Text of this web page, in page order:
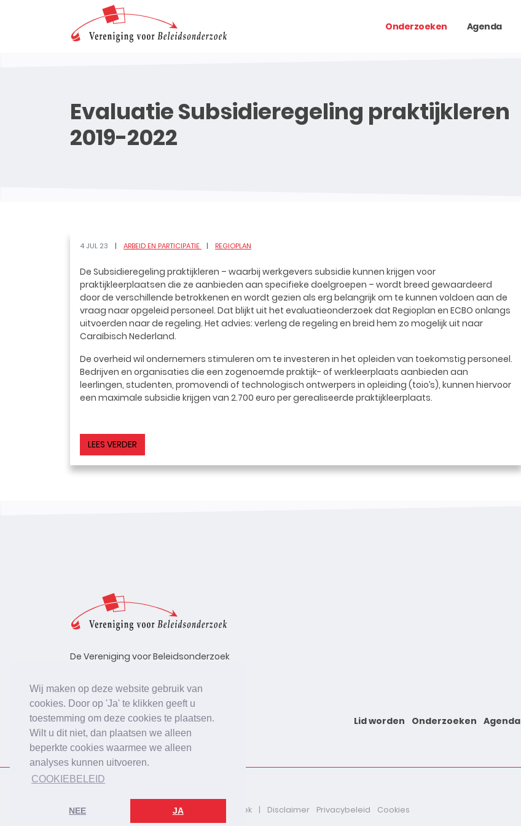
Wij maken op deze website gebruik van
cookies. Door op 'Ja' te klikken geeft u
toestemming om deze cookies te plaatsen.
Wilt u dit niet, dan plaatsen we alleen
beperkte cookies waarmee we alleen
analyses kunnen uitvoeren.
COOKIEBELEID
NEE JA
Onderzoeken Agenda
Evaluatie Subsidieregeling praktijkleren
2019-2022
4 JUL 23 ARBEID EN PARTICIPATIE REGIOPLAN
De Subsidieregeling praktijkleren – waarbij werkgevers subsidie kunnen krijgen voor
praktijkleerplaatsen die ze aanbieden aan specifieke doelgroepen – wordt breed gewaardeerd
door de verschillende betrokkenen en wordt gezien als erg belangrijk om te kunnen voldoen aan de
vraag naar opgeleid personeel. Dat blijkt uit het evaluatieonderzoek dat Regioplan en ECBO onlangs
uitvoerden naar de regeling. Het advies: verleng de regeling en breid hem zo mogelijk uit naar
Caraïbisch Nederland.
De overheid wil ondernemers stimuleren om te investeren in het opleiden van toekomstig personeel.
Bedrijven en organisaties die een zogenoemde praktijk- of werkleerplaats aanbieden aan
leerlingen, studenten, promovendi of technologisch ontwerpers in opleiding (toio’s), kunnen hiervoor
een maximale subsidie krijgen van 2.700 euro per gerealiseerde praktijkleerplaats.
LEES VERDER
De Vereniging voor Beleidsonderzoek
bevorderen van beleidsonderzoek,
uitgevoerd in opdracht van
beleidsinstanties, uitvoerende
organisaties en bedrijfsleven.
Lid worden Onderzoeken Agenda
2026 © De Vereniging voor Beleidsonderzoek Disclaimer Privacybeleid Cookies